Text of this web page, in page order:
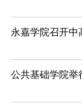
永嘉学院召开中
公共基础学院举